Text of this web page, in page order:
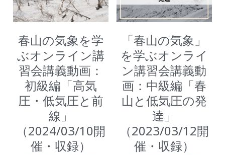
春山の気象を学
ぶオンライン講
習会講義動画：
初級編「高気
圧・低気圧と前
線」
（2024/03/10開
催・収録）
「春山の気象」
を学ぶオンライ
ン講習会講義動
画：中級編「春
山と低気圧の発
達」
（2023/03/12開
催・収録）